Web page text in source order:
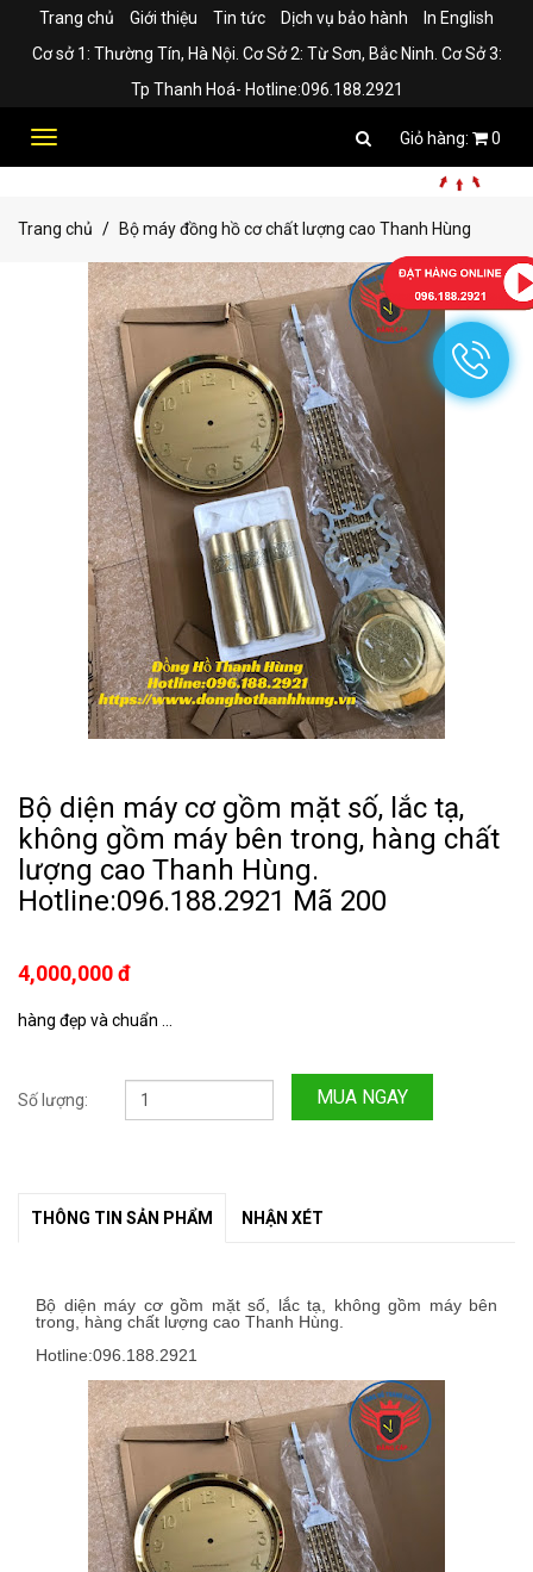
Trang chủ Giới thiệu Tin tức Dịch vụ bảo hành
In English
Cơ sở 1: Thường Tín, Hà Nội. Cơ Sở 2: Từ Sơn, Bắc Ninh. Cơ Sở 3:
Tp Thanh Hoá- Hotline:096.188.2921
Toggle
0
Trang chủ Bộ máy đồng hồ cơ chất lượng cao Thanh Hùng
Bộ diện máy cơ gồm mặt số, lắc tạ,
không gồm máy bên trong, hàng chất
lượng cao Thanh Hùng.
Hotline:096.188.2921 Mã 200
4,000,000 đ
hàng đẹp và chuẩn ...
Số lượng: MUA NGAY
THÔNG TIN SẢN PHẨM NHẬN XÉT
Bộ diện máy cơ gồm mặt số, lắc tạ, không gồm máy bên
trong, hàng chất lượng cao Thanh Hùng.
Hotline:096.188.2921